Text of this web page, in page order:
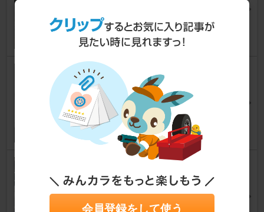
559 559
[JW]
mtmrさん
23
ナビック (navic) ガッチリサポ
ート
S660 [JW]
白ハムさん
会員登録をして使う